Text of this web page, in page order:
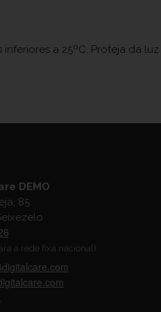
a 25ºC. Proteja da
DEMO
85
a rede fixa nacional)